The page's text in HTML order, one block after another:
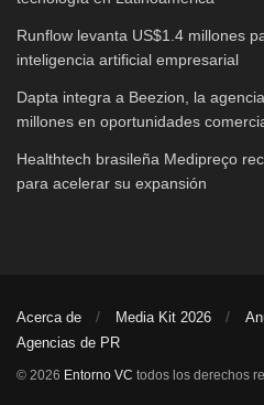
Runflow levanta US$1.4 millones
inteligencia artificial empresarial
Dapta integra a Beezion, la
millones en oportunidades
Healthtech brasileña Medipreço
para acelerar su expansión
Acerca de Media Kit 2026
Agencias de PR
© 2026 Entorno VC todos los derechos